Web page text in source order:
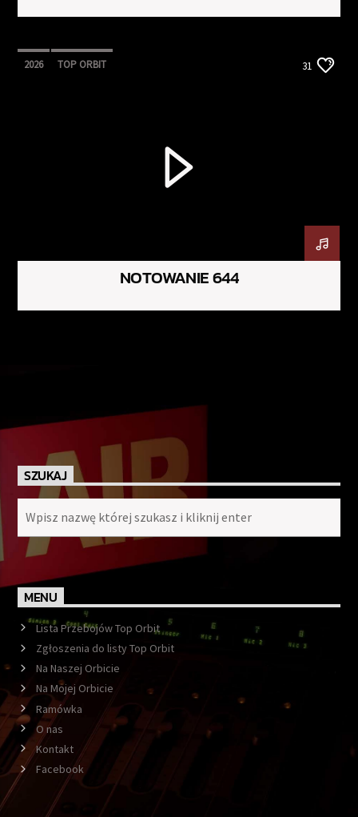
2026 TOP ORBIT 31
NOTOWANIE 644
SZUKAJ
MENU
Lista Przebojów Top Orbit
Zgłoszenia do listy Top Orbit
Na Naszej Orbicie
Na Mojej Orbicie
Ramówka
O nas
Kontakt
Facebook